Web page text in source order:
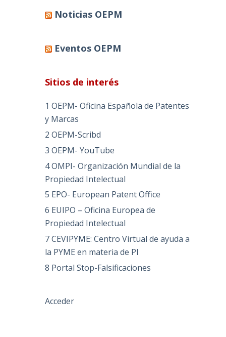
Noticias OEPM
Eventos OEPM
Sitios de interés
1 OEPM- Oficina Española de Patentes
y Marcas
2 OEPM-Scribd
3 OEPM- YouTube
4 OMPI- Organización Mundial de la
Propiedad Intelectual
5 EPO- European Patent Office
6 EUIPO – Oficina Europea de
Propiedad Intelectual
7 CEVIPYME: Centro Virtual de ayuda a
la PYME en materia de PI
8 Portal Stop-Falsificaciones
Acceder